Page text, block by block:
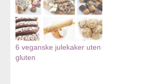
6 veganske julekaker uten
gluten